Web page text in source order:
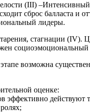
(III) –Интенсивный
сброс балласта и
лидеры.
стагнации (IV).
возможна
оценке:
эффективно действуют